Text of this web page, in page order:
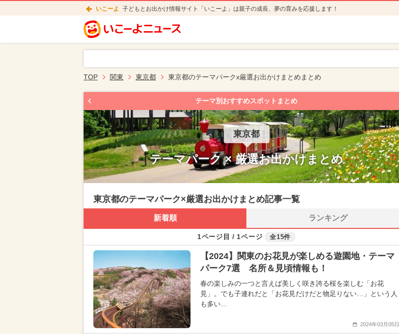
いこーよ 子どもとお出かけ情報サイト「いこーよ」は親子の成長、夢の育みを応援します！
TOP 関東 東京都 東京都のテーマパークx厳選お出かけまとめまとめ
テーマ別おすすめスポットまとめ
東京都
テーマパーク × 厳選お出かけまとめ
東京都のテーマパーク×厳選お出かけまとめ記事一覧
新着順 ランキング
1ページ目 / 1ページ 全15件
【2024】関東のお花見が楽しめる遊園地・テーマ
パーク7選 名所＆見頃情報も！
春の楽しみの一つと言えば美しく咲き誇る桜を楽しむ「お花
見」。でも子連れだと「お花見だけだと物足りない…」という人
も多い…
2024年03月05日